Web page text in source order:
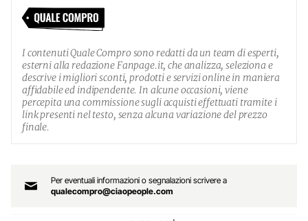
I contenuti Quale Compro sono redatti da un team di esperti,
esterni alla redazione Fanpage.it, che analizza, seleziona e
descrive i migliori sconti, prodotti e servizi online in maniera
affidabile ed indipendente. In alcune occasioni, viene
percepita una commissione sugli acquisti effettuati tramite i
link presenti nel testo, senza alcuna variazione del prezzo
finale.
Per eventuali informazioni o segnalazioni scrivere a
qualecompro@ciaopeople.com